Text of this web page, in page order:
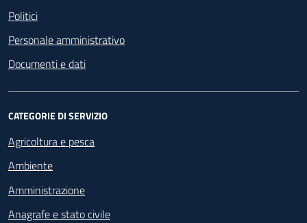
Politici
Personale amministrativo
Documenti e dati
CATEGORIE DI SERVIZIO
Agricoltura e pesca
Ambiente
Amministrazione
Anagrafe e stato civile